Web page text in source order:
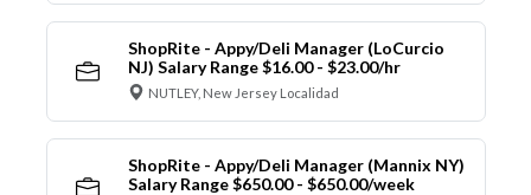
ShopRite - Appy/Deli Manager (LoCurcio
NJ) Salary Range $16.00 - $23.00/hr
NUTLEY, New Jersey Localidad
ShopRite - Appy/Deli Manager (Mannix NY)
Salary Range $650.00 - $650.00/week